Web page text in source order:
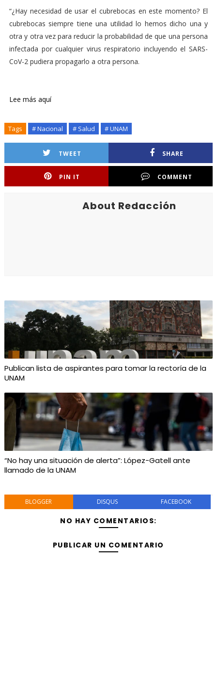
“¿Hay necesidad de usar el cubrebocas en este momento? El
cubrebocas siempre tiene una utilidad lo hemos dicho una y
otra y otra vez para reducir la probabilidad de que una persona
infectada por cualquier virus respiratorio incluyendo el SARS-
CoV-2 pudiera propagarlo a otra persona.
Lee más aquí
Tags # Nacional # Salud # UNAM
TWEET SHARE
PIN IT COMMENT
About Redacción
Publican lista de aspirantes para tomar la rectoría de la
UNAM
“No hay una situación de alerta”: López-Gatell ante
llamado de la UNAM
BLOGGER DISQUS FACEBOOK
NO HAY COMENTARIOS:
PUBLICAR UN COMENTARIO